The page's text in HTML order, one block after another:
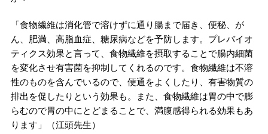
「食物繊維は消化管で溶けずに通り腸まで届き、便秘、が
ん、肥満、高脂血症、糖尿病などを予防します。プレバイオ
ティクス効果と言って、食物繊維を摂取することで腸内細菌
を変化させ有害菌を抑制してくれるのです。食物繊維は不溶
性のものを含んでいるので、便通をよくしたり、有害物質の
排出を促したりという効果も。また、食物繊維は胃の中で膨
らむので胃の中にとどまることで、満腹感得られる効果もあ
ります」（江頭先生）